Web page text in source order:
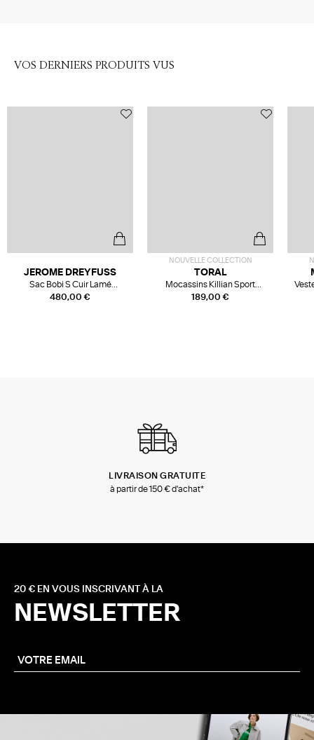
VOS DERNIERS PRODUITS VUS
480,00 €
JEROME DREYFUSS
Sac Bobi S Cuir Lamé
Champagne
NOUVELLE COLLECTION
189,00 €
TORAL
Mocassins Killian Sport
Mousse
LIVRAISON GRATUITE
à partir de 150 € d'achat*
20 € EN VOUS INSCRIVANT À LA
NEWSLETTER